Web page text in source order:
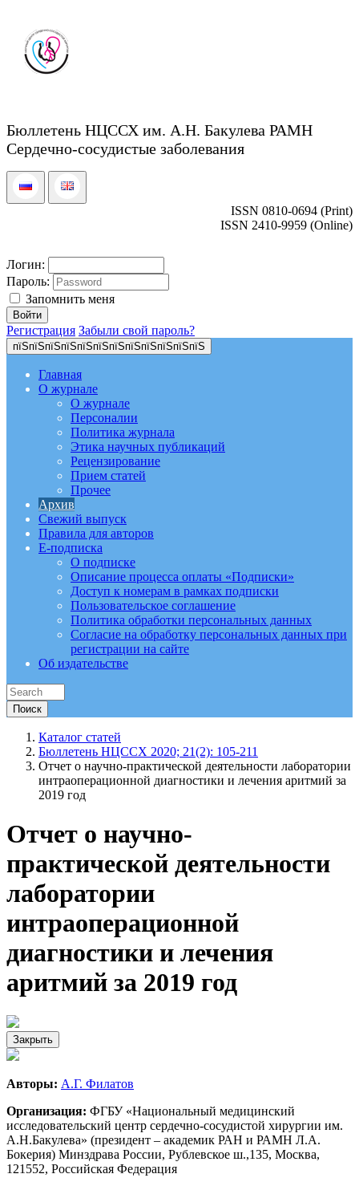
Бюллетень НЦССХ им. А.Н. Бакулева РАМН
Сердечно-сосудистые заболевания
ISSN 0810-0694 (Print)
ISSN 2410-9959 (Online)
Логин:
Пароль:
Запомнить меня
Регистрация Забыли свой пароль?
пїЅпїЅпїЅпїЅпїЅпїЅпїЅпїЅпїЅпїЅпїЅпїЅ
Главная
О журнале
О журнале
Персоналии
Политика журнала
Этика научных публикаций
Рецензирование
Прием статей
Прочее
Архив
Свежий выпуск
Правила для авторов
E-подписка
О подписке
Описание процесса оплаты «Подписки»
Доступ к номерам в рамках подписки
Пользовательское соглашение
Политика обработки персональных данных
Согласие на обработку персональных данных при
регистрации на сайте
Об издательстве
Каталог статей
Бюллетень НЦССХ 2020; 21(2): 105-211
Отчет о научно-практической деятельности лаборатории
интраоперационной диагностики и лечения аритмий за
2019 год
Отчет о научно-
практической деятельности
лаборатории
интраоперационной
диагностики и лечения
аритмий за 2019 год
Закрыть
Авторы: А.Г. Филатов
Организация: ФГБУ «Национальный медицинский
исследовательский центр сердечно-сосудистой хирургии им.
А.Н.Бакулева» (президент – академик РАН и РАМН Л.А.
Бокерия) Минздрава России, Рублевское ш.,135, Москва,
121552, Российская Федерация